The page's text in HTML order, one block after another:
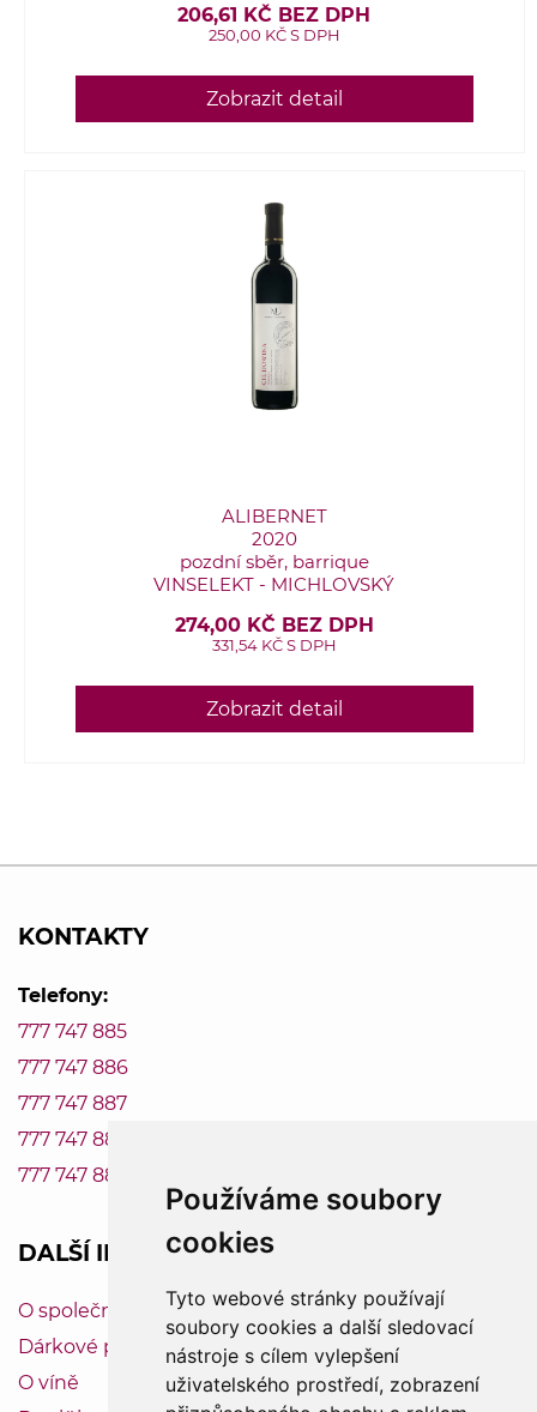
Používáme soubory
cookies
Tyto webové stránky používají
soubory cookies a další sledovací
nástroje s cílem vylepšení
uživatelského prostředí, zobrazení
206,61 KČ BEZ DPH
250,00 KČ S DPH
Zobrazit detail
ALIBERNET
2020
pozdní sběr, barrique
VINSELEKT - MICHLOVSKÝ
274,00 KČ BEZ DPH
331,54 KČ S DPH
Zobrazit detail
KONTAKTY
Telefony:
777 747 885
777 747 886
777 747 887
777 747 888
777 747 889
DALŠÍ INFORMACE
O společnosti Vinum-Bonum
Dárkové poukazy
O víně